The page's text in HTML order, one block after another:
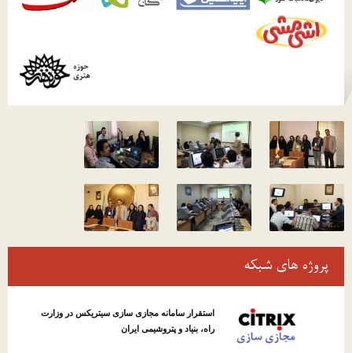
ادامه مطلب
پروژه های شبکه
استقرار سامانه مجازی سازی سیتریکس در وزارت
راه، بنیاد و پتروشیمی ایران